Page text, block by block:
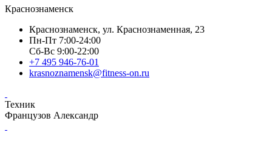
Краснознаменск
Краснознаменск, ул. Краснознаменная, 23
Пн-Пт 7:00-24:00
Сб-Вс 9:00-22:00
+7 495 946-76-01
krasnoznamensk@fitness-on.ru
Техник
Французов Александр